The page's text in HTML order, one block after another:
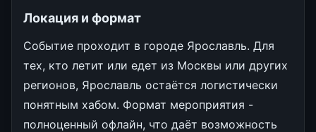
Локация и формат
Событие проходит в городе Ярославль. Для
тех, кто летит или едет из Москвы или других
регионов, Ярославль остаётся логистически
понятным хабом. Формат мероприятия -
полноценный офлайн, что даёт возможность